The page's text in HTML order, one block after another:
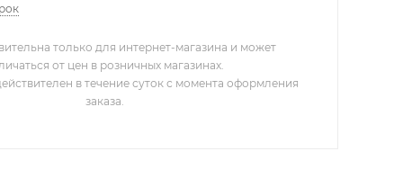
только для интернет-магазина и может
от цен в розничных магазинах.
в течение суток с момента оформления
заказа.